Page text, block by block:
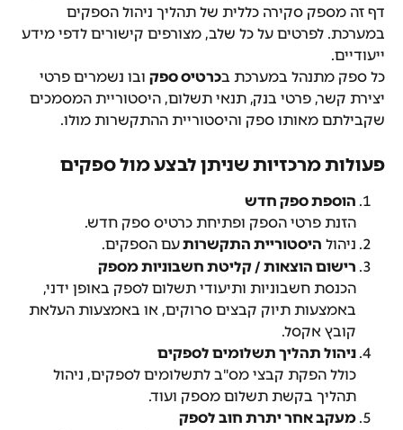
דף זה מספק סקירה כללית של תהליך ניהול הספקים
במערכת. לפרטים על כל שלב, מצורפים קישורים לדפי מידע
ייעודיים.
כל ספק מתנהל במערכת בכרטיס ספק ובו נשמרים פרטי
יצירת קשר, פרטי בנק, תנאי תשלום, היסטוריית המסמכים
שקבילתם מאותו ספק והיסטוריית ההתקשרות מולו.
פעולות מרכזיות שניתן לבצע מול ספקים
הוספת ספק חדש
הזנת פרטי הספק ופתיחת כרטיס ספק חדש.
ניהול היסטוריית התקשרות עם הספקים.
רישום הוצאות / קליטת חשבוניות מספק
הכנסת חשבוניות ותיעודי תשלום לספק באופן ידני,
באמצעות תיוק קבצים סרוקים, או באמצעות העלאת
קובץ אקסל.
ניהול תהליך תשלומים לספקים
כולל הפקת קבצי מס"ב לתשלומים לספקים, ניהול
תהליך בקשת תשלום מספק ועוד.
מעקב אחר יתרת חוב לספק